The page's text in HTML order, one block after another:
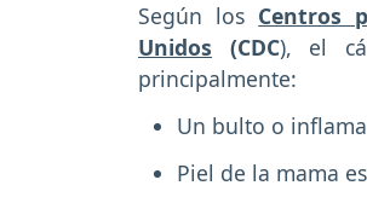
Según los Centros
Unidos (CDC), el
principalmente:
Un bulto o
Piel de la mama